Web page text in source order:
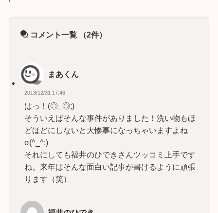
コメント一覧 （2件）
まあくん
2013/12/31 17:46
はっ！(◎_◎;)
そういえばそんな事件がありました！洗い物もほ
どほどにしないと大惨事になっちゃいますよね
σ(^_^;)
それにしても福井のひできさんツッコミ上手です
ね。来年はそんな面白い記事が書けるように頑張
ります（笑）